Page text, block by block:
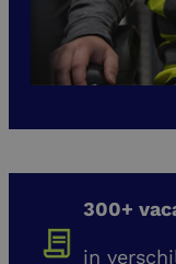
300+
in